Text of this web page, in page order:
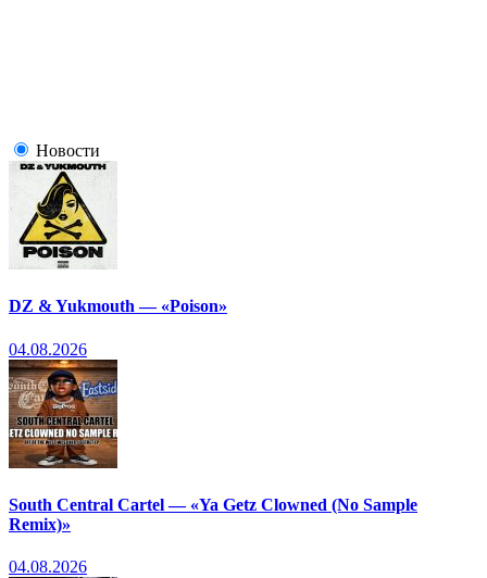
Новости
DZ & Yukmouth — «Poison»
04.08.2026
South Central Cartel — «Ya Getz Clowned (No Sample
Remix)»
04.08.2026